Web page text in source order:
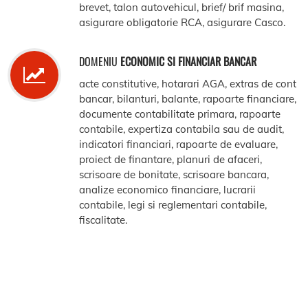
brevet, talon autovehicul, brief/ brif masina,
asigurare obligatorie RCA, asigurare Casco.
DOMENIU ECONOMIC SI FINANCIAR BANCAR
acte constitutive, hotarari AGA, extras de cont
bancar, bilanturi, balante, rapoarte financiare,
documente contabilitate primara, rapoarte
contabile, expertiza contabila sau de audit,
indicatori financiari, rapoarte de evaluare,
proiect de finantare, planuri de afaceri,
scrisoare de bonitate, scrisoare bancara,
analize economico financiare, lucrarii
contabile, legi si reglementari contabile,
fiscalitate.